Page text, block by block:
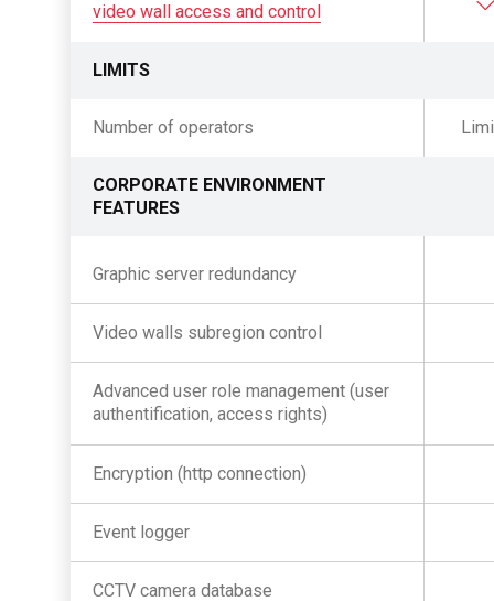
LIMITS
Number of operators
CORPORATE ENVIRONMENT
FEATURES
Graphic server redundancy
Video walls subregion control
Advanced user role management (user
authentification, access rights)
Encryption (http connection)
Event logger
CCTV camera database
video wall access and control